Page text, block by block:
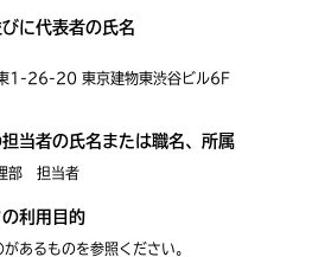
に代表者の氏名
1-26-20 東京建物東渋谷ビル6F
当者の氏名または職名、所属
部 担当者
利用目的
あるものを参照ください。